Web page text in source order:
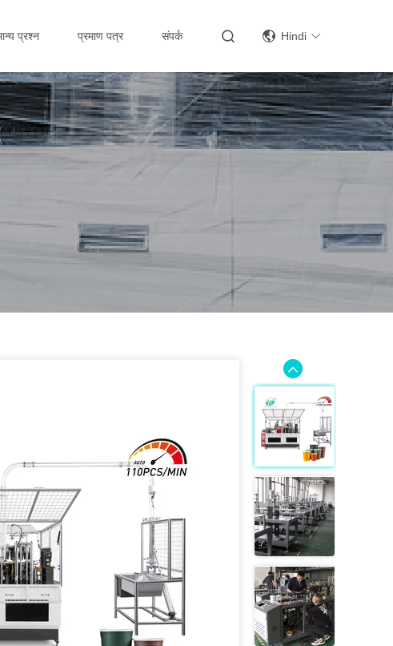
प्रश्न प्रमाण पत्र संपर्क Hindi